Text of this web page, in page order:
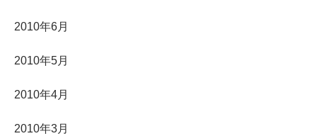
2010年6月
2010年5月
2010年4月
2010年3月